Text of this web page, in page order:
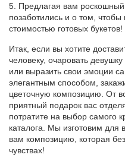
5. Предлагая вам
позаботились и о том,
стоимостью готовых букетов!
Итак, если вы хотите
человеку, очаровать
или выразить свои эмоции
элегантным способом,
цветочную композицию. От
приятный подарок вас
потратите на выбор самого
каталога. Мы изготовим
вам композицию, которая
чувствах!